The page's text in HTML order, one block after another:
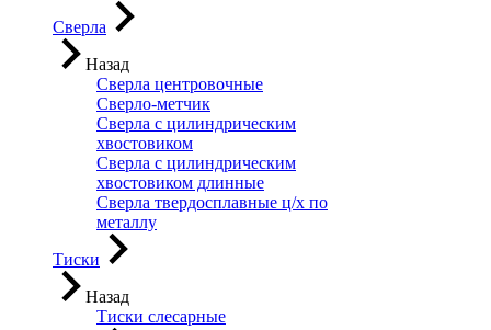
Сверла
Назад
Сверла центровочные
Сверло-метчик
Сверла с цилиндрическим
хвостовиком
Сверла с цилиндрическим
хвостовиком длинные
Сверла твердосплавные ц/х по
металлу
Тиски
Назад
Тиски слесарные